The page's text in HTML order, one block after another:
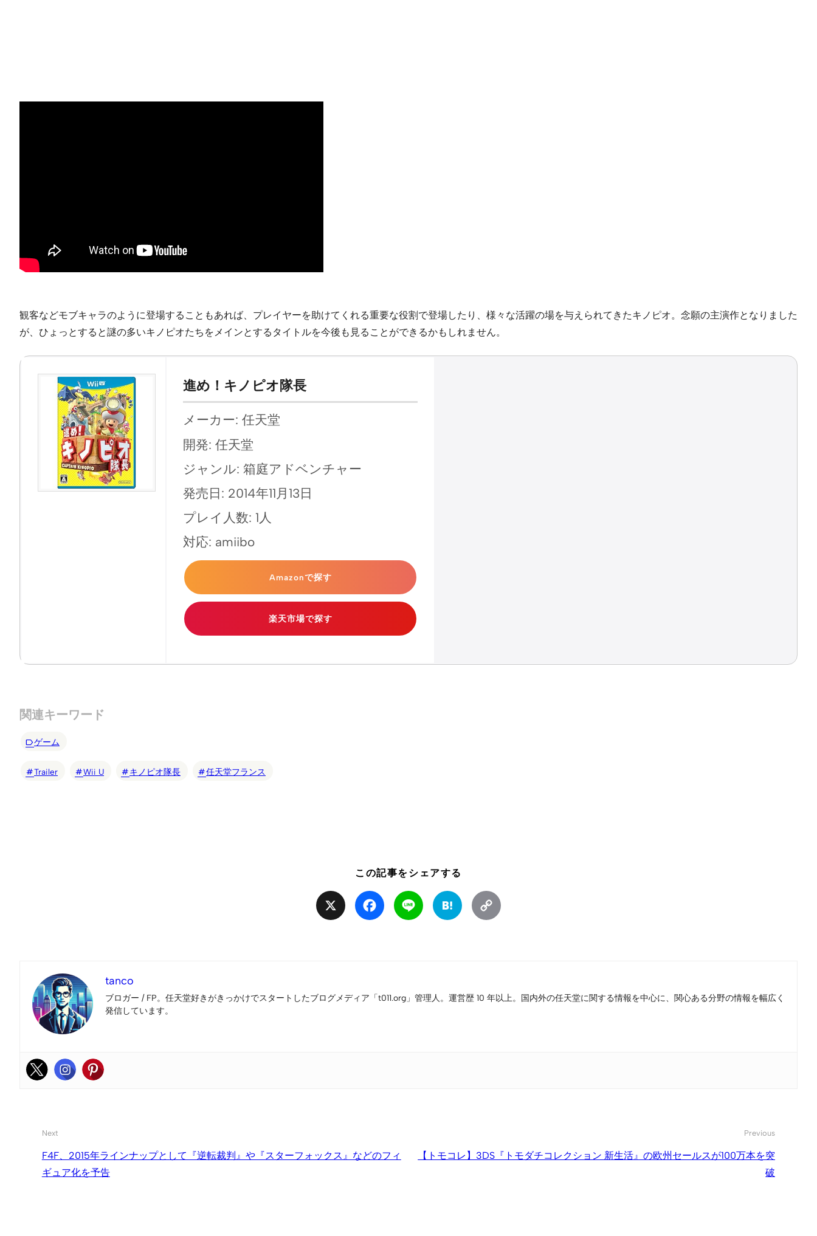
観客などモブキャラのように登場することもあれば、プレイヤーを助けてくれる重要な役割で登場したり、様々な活躍の場を与えられてきたキノピオ。念願の主演作となりました
が、ひょっとすると謎の多いキノピオたちをメインとするタイトルを今後も見ることができるかもしれません。
進め！キノピオ隊長
メーカー: 任天堂
開発: 任天堂
ジャンル: 箱庭アドベンチャー
発売日: 2014年11月13日
プレイ人数: 1人
対応: amiibo
Amazonで探す
楽天市場で探す
関連キーワード
ゲーム
Trailer Wii U キノピオ隊長 任天堂フランス
この記事をシェアする
Facebook Line Hatena
tanco
ブロガー / FP。任天堂好きがきっかけでスタートしたブログメディア「t011.org」管理人。運営歴 10 年以上。国内外の任天堂に関する情報を中心に、関心ある分野の情報を幅広く
発信しています。
Next
F4F、2015年ラインナップとして『逆転裁判』や『スターフォックス』などのフィ
ギュア化を予告
Previous
【トモコレ】3DS『トモダチコレクション 新生活』の欧州セールスが100万本を突
破